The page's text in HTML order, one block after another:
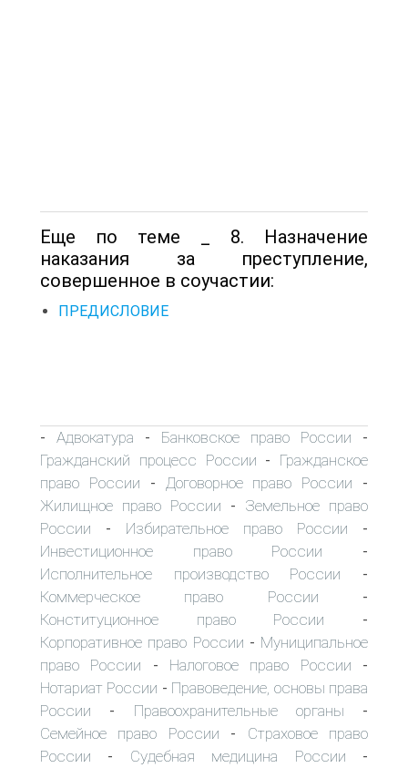
Еще по теме _ 8. Назначение
наказания за преступление,
совершенное в соучастии:
ПРЕДИСЛОВИЕ
- Адвокатура - Банковское право России -
Гражданский процесс России - Гражданское
право России - Договорное право России -
Жилищное право России - Земельное право
России - Избирательное право России -
Инвестиционное право России -
Исполнительное производство России -
Коммерческое право России -
Конституционное право России -
Корпоративное право России - Муниципальное
право России - Налоговое право России -
Нотариат России - Правоведение, основы права
России - Правоохранительные органы -
Семейное право России - Страховое право
России - Судебная медицина России -